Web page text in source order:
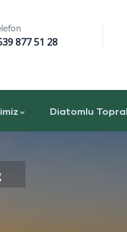
877 51 28
Diatomlu